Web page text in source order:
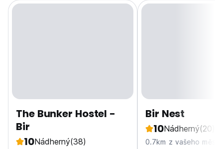
The Bunker Hostel -
Bir
10Nádherný(38)
Bir Nest
10Nádherný(20)
0.7km z vašeho města